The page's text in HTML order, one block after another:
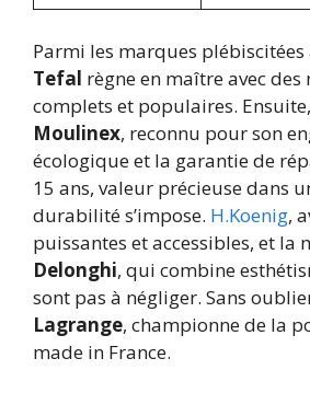
Parmi les marques plébiscitées
Tefal règne en maître avec
complets et populaires.
Moulinex, reconnu pour son
écologique et la garantie de
15 ans, valeur précieuse dans
durabilité s’impose. H.Koenig,
puissantes et accessibles, et la
Delonghi, qui combine
sont pas à négliger. Sans
Lagrange, championne de la
made in France.